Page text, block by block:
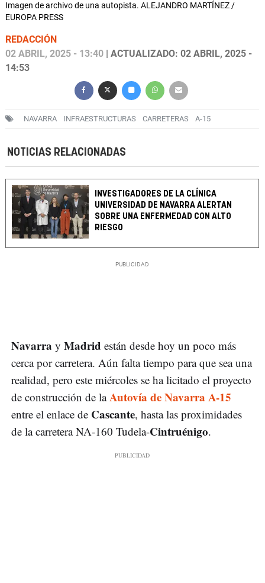
Imagen de archivo de una autopista. ALEJANDRO MARTÍNEZ /
EUROPA PRESS
REDACCIÓN
02 ABRIL, 2025 - 13:40 | ACTUALIZADO: 02 ABRIL, 2025 -
14:53
NAVARRA INFRAESTRUCTURAS CARRETERAS A-15
NOTICIAS RELACIONADAS
INVESTIGADORES DE LA CLÍNICA
UNIVERSIDAD DE NAVARRA ALERTAN
SOBRE UNA ENFERMEDAD CON ALTO
RIESGO
Navarra y Madrid están desde hoy un poco más
cerca por carretera. Aún falta tiempo para que sea una
realidad, pero este miércoles se ha licitado el proyecto
de construcción de laAutovía de Navarra A-15
entre el enlace de Cascante, hasta las proximidades
de la carretera NA-160 Tudela-Cintruénigo.